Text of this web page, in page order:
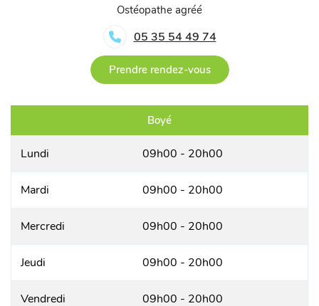
Ostéopathe agréé
05 35 54 49 74
Prendre rendez-vous
Boyé
Lundi 09h00 - 20h00
Mardi 09h00 - 20h00
Mercredi 09h00 - 20h00
Jeudi 09h00 - 20h00
Vendredi 09h00 - 20h00